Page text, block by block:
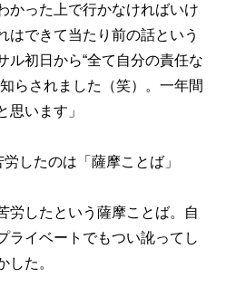
かった上で行かなければいけ
はできて当たり前の話という
ル初日から“全て自分の責任な
らされました（笑）。一年間
思います」
したのは「薩摩ことば」
したという薩摩ことば。自
ライベートでもつい訛ってし
した。